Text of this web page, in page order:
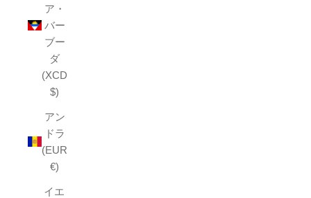
ア・
バー
ブー
ダ
(XCD
$)
アン
ドラ
(EUR
€)
イエ